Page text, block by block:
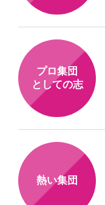
プロ集団
としての志
熱い集団